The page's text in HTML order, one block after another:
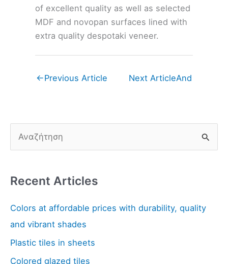
of excellent quality as well as selected
MDF and novopan surfaces lined with
extra quality despotaki veneer.
←Previous Article Next ArticleAnd
r
h
f
o
r
Recent Articles
Colors at affordable prices with durability, quality
and vibrant shades
Plastic tiles in sheets
Colored glazed tiles